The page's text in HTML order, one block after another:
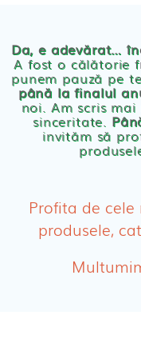
Servetele umede
Cosmetice BEBE
Olita Bio Naty
Absorbante Post-
Absorbante
Da, e adevărat…
A fost o călătorie
punem pauză pe
până la finalul
noi. Am scris
sinceritate.
invităm să
Profita de
produsele,